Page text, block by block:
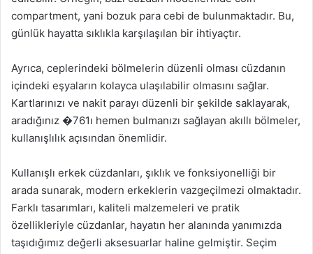
compartment, yani bozuk para cebi de bulunmaktadır. Bu,
günlük hayatta sıklıkla karşılaşılan bir ihtiyaçtır.
Ayrıca, ceplerindeki bölmelerin düzenli olması cüzdanın
içindeki eşyaların kolayca ulaşılabilir olmasını sağlar.
Kartlarınızı ve nakit parayı düzenli bir şekilde saklayarak,
aradığınız �761ı hemen bulmanızı sağlayan akıllı bölmeler,
kullanışlılık açısından önemlidir.
Kullanışlı erkek cüzdanları, şıklık ve fonksiyonelliği bir
arada sunarak, modern erkeklerin vazgeçilmezi olmaktadır.
Farklı tasarımları, kaliteli malzemeleri ve pratik
özellikleriyle cüzdanlar, hayatın her alanında yanımızda
taşıdığımız değerli aksesuarlar haline gelmiştir. Seçim